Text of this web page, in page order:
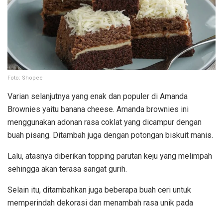
Foto: Shopee
Varian selanjutnya yang enak dan populer di Amanda
Brownies yaitu banana cheese. Amanda brownies ini
menggunakan adonan rasa coklat yang dicampur dengan
buah pisang. Ditambah juga dengan potongan biskuit manis.
Lalu, atasnya diberikan topping parutan keju yang melimpah
sehingga akan terasa sangat gurih.
Selain itu, ditambahkan juga beberapa buah ceri untuk
memperindah dekorasi dan menambah rasa unik pada